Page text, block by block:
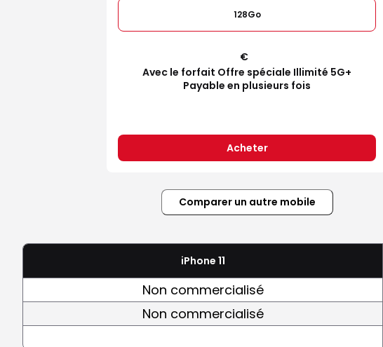
128Go
€
Avec le forfait Offre spéciale Illimité 5G+
Payable en plusieurs fois
Acheter
Comparer un autre mobile
iPhone 11
Non commercialisé
Non commercialisé